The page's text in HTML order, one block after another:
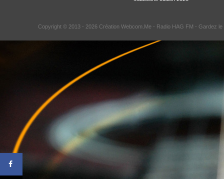
Copyright © 2013 - 2026 Création Webcom.Me - Radio HAG FM - Gardez le